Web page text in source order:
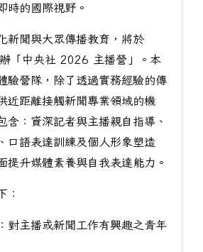
時的國際視野。
新聞與大眾傳播教育，將於
「中央社 2026 主播營」。本
驗營隊，除了透過實務經驗的傳
近距離接觸新聞專業領域的機
含：資深記者與主播親自指導、
口語表達訓練及個人形象塑造
提升媒體素養與自我表達能力。
：
對主播或新聞工作有興趣之青年